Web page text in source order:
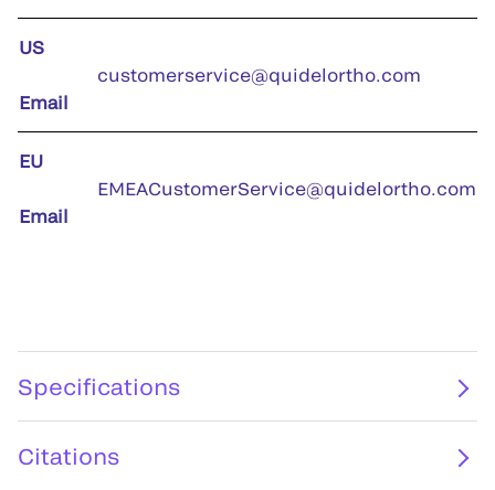
US
Email
customerservice@quidelortho.com
EU
Email
EMEACustomerService@quidelortho.com
Specifications
Citations